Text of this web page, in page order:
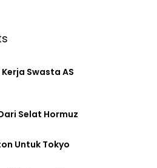
Swasta AS
Selat Hormuz
Untuk Tokyo